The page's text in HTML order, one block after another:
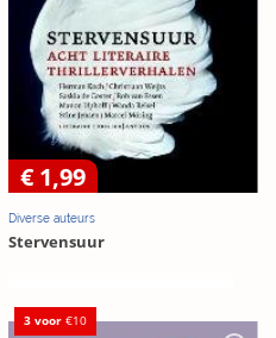
€ 1,99
Diverse auteurs
Stervensuur
3 voor€10